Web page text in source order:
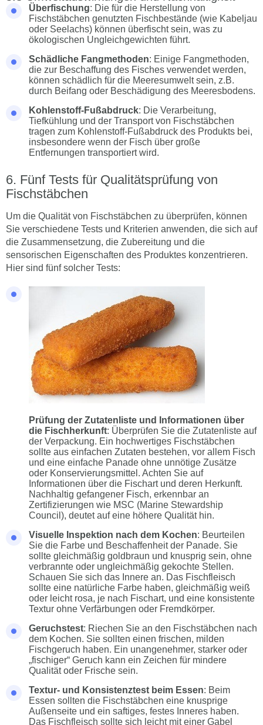
Überfischung: Die für die Herstellung von
Fischstäbchen genutzten Fischbestände (wie Kabeljau
oder Seelachs) können überfischt sein, was zu
ökologischen Ungleichgewichten führt.
Schädliche Fangmethoden: Einige Fangmethoden,
die zur Beschaffung des Fisches verwendet werden,
können schädlich für die Meeresumwelt sein, z.B.
durch Beifang oder Beschädigung des Meeresbodens.
Kohlenstoff-Fußabdruck: Die Verarbeitung,
Tiefkühlung und der Transport von Fischstäbchen
tragen zum Kohlenstoff-Fußabdruck des Produkts bei,
insbesondere wenn der Fisch über große
Entfernungen transportiert wird.
Fünf Tests für Qualitätsprüfung von
Fischstäbchen
Um die Qualität von Fischstäbchen zu überprüfen, können
Sie verschiedene Tests und Kriterien anwenden, die sich auf
die Zusammensetzung, die Zubereitung und die
sensorischen Eigenschaften des Produktes konzentrieren.
Hier sind fünf solcher Tests:
Prüfung der Zutatenliste und Informationen über
die Fischherkunft: Überprüfen Sie die Zutatenliste auf
der Verpackung. Ein hochwertiges Fischstäbchen
sollte aus einfachen Zutaten bestehen, vor allem Fisch
und eine einfache Panade ohne unnötige Zusätze
oder Konservierungsmittel. Achten Sie auf
Informationen über die Fischart und deren Herkunft.
Nachhaltig gefangener Fisch, erkennbar an
Zertifizierungen wie MSC (Marine Stewardship
Council), deutet auf eine höhere Qualität hin.
Visuelle Inspektion nach dem Kochen: Beurteilen
Sie die Farbe und Beschaffenheit der Panade. Sie
sollte gleichmäßig goldbraun und knusprig sein, ohne
verbrannte oder ungleichmäßig gekochte Stellen.
Schauen Sie sich das Innere an. Das Fischfleisch
sollte eine natürliche Farbe haben, gleichmäßig weiß
oder leicht rosa, je nach Fischart, und eine konsistente
Textur ohne Verfärbungen oder Fremdkörper.
Geruchstest: Riechen Sie an den Fischstäbchen nach
dem Kochen. Sie sollten einen frischen, milden
Fischgeruch haben. Ein unangenehmer, starker oder
„fischiger“ Geruch kann ein Zeichen für mindere
Qualität oder Frische sein.
Textur- und Konsistenztest beim Essen: Beim
Essen sollten die Fischstäbchen eine knusprige
Außenseite und ein saftiges, festes Inneres haben.
Das Fischfleisch sollte sich leicht mit einer Gabel